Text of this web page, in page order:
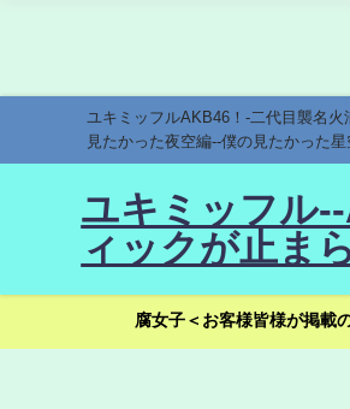
ユキミッフルAKB46！-二代目襲名
見たかった夜空編--僕の見たかった星
ユキミッフル
ィックが止ま
腐女子＜お客様皆様が掲載